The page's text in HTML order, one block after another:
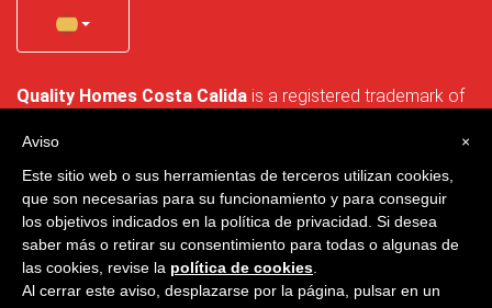
Quality Homes Costa Calida is a registered trademark of
no. B-30750053 and address: Bella Luz 07-05, 30389 La
Quality Homes Costa Cálida - Todos los derechos reservados
Privacidad Contacto
×
Aviso
Este sitio web o sus herramientas de terceros utilizan cookies,
que son necesarias para su funcionamiento y para conseguir
los objetivos indicados en la política de privacidad. Si desea
saber más o retirar su consentimiento para todas o algunas de
las cookies, revise la política de cookies
Al cerrar este aviso, desplazarse por la página, pulsar en un